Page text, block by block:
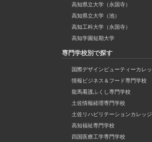
高知県立大学（永国寺）
高知県立大学（池）
高知工科大学（永国寺）
高知学園短期大学
専門学校別で探す
国際デザインビューティーカレ
情報ビジネス＆フード専門学校
龍馬看護ふくし専門学校
土佐情報経理専門学校
土佐リハビリテーションカレッジ
高知福祉専門学校
四国医療工学専門学校